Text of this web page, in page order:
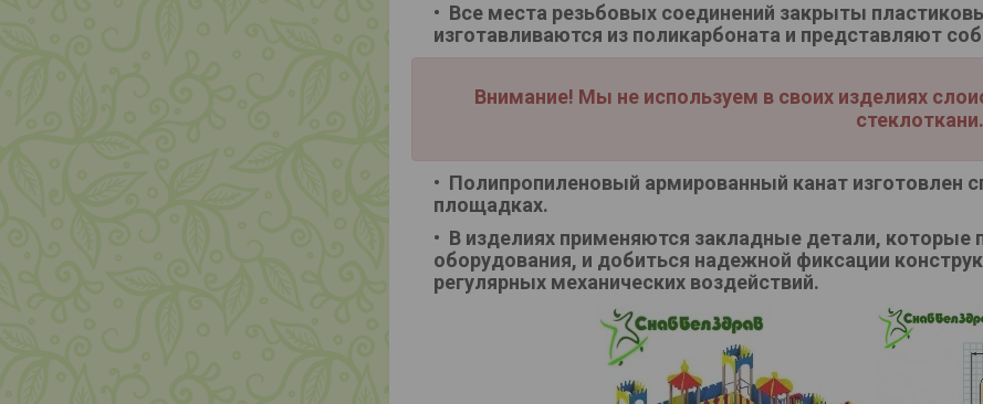
Все места резьбовых соединений закрыты
изготавливаются из поликарбоната и представляют
Внимание! Мы не используем в своих изделиях
стеклоткани.
Полипропиленовый армированный канат изготовлен
площадках.
В изделиях применяются закладные детали,
оборудования, и добиться надежной фиксации
регулярных механических воздействий.